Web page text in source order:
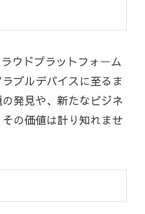
ウドプラットフォーム
ブルデバイスに至るま
発見や、新たなビジネ
の価値は計り知れませ